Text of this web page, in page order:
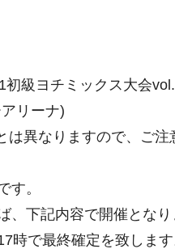
級ヨチミックス大会
リーナ)
は異なりますので、ご注
す。
、下記内容で開催とな
時で最終確定を致しま